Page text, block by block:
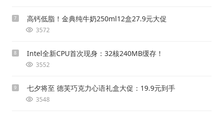
7 高钙低脂！金典纯牛奶250ml12盒27.9元大促
3572
8 Intel全新CPU首次现身：32核240MB缓存！
3552
9 七夕将至 德芙巧克力心语礼盒大促：19.9元到手
3548